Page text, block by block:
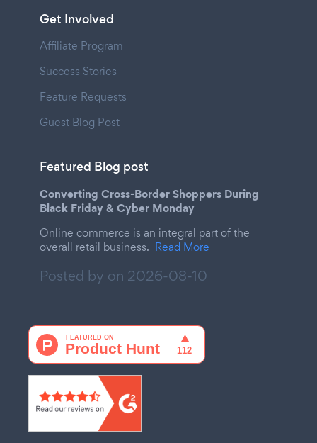
Get Involved
Affiliate Program
Success Stories
Feature Requests
Guest Blog Post
Featured Blog post
Converting Cross-Border Shoppers During
Black Friday & Cyber Monday
Online commerce is an integral part of the
overall retail business. Read More
Posted by on 2026-08-10